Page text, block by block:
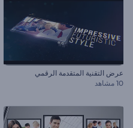
عرض التقنية المتقدمة الرقمي
10 مشاهد